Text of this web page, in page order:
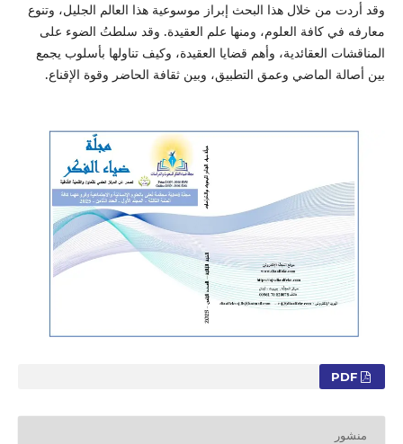
وقد أردت من خلال هذا البحث إبراز موسوعية هذا العالم الجليل، وتنوع
معارفه في كافة العلوم، ومنها علم العقيدة. وقد سلطتُ الضوء على
المناقشات العقائدية، وأهم قضايا العقيدة، وكيف تناولها بأسلوب يجمع
بين أصالة الماضي وعمق التطبيق، وبين ثقافة الحاضر وقوة الإقناع.
PDF
منشور